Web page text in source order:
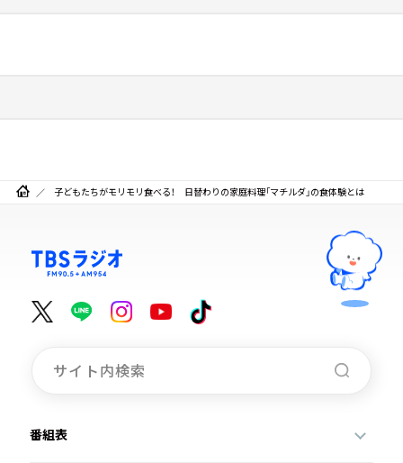
子どもたちがモリモリ食べる！ 日替わりの家庭料理「マチルダ」の食体験とは
番組表